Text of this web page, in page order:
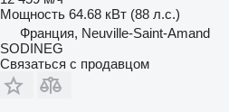
Мощность 64.68 кВт (88 л.с.)
Франция, Neuville-Saint-Amand
SODINEG
Связаться с продавцом